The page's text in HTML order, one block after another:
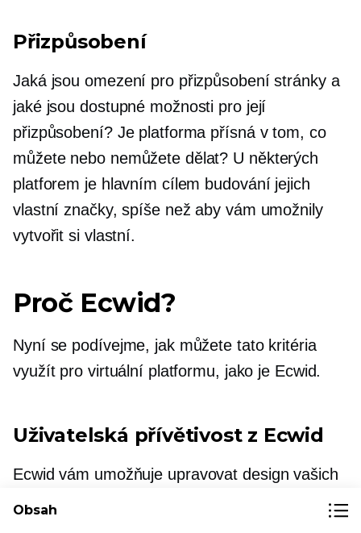
Přizpůsobení
Jaká jsou omezení pro přizpůsobení stránky a
jaké jsou dostupné možnosti pro její
přizpůsobení? Je platforma přísná v tom, co
můžete nebo nemůžete dělat? U některých
platforem je hlavním cílem budování jejich
vlastní značky, spíše než aby vám umožnily
vytvořit si vlastní.
Proč Ecwid?
Nyní se podívejme, jak můžete tato kritéria
využít pro virtuální platformu, jako je Ecwid.
Uživatelská přívětivostz Ecwid
Ecwid vám umožňuje upravovat design vašich
webových stránek, aniž byste snadno provedli
Obsah